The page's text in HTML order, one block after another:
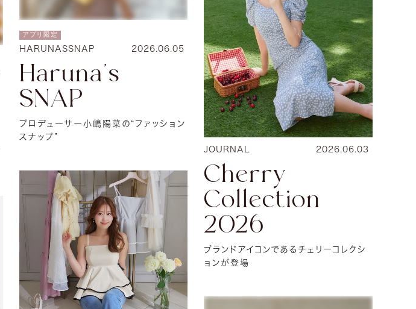
アプリ限定
HARUNASSNAP 2026.06.05
Haruna's
SNAP
プロデューサー小嶋陽菜の“ファッション
スナップ”
JOURNAL
2026.06.03
Cherry
Collection
2026
ブランドアイコンであるチェリーコレクシ
ョンが登場